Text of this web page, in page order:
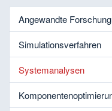
Angewandte
Simulationsverfahren
Systemanalysen